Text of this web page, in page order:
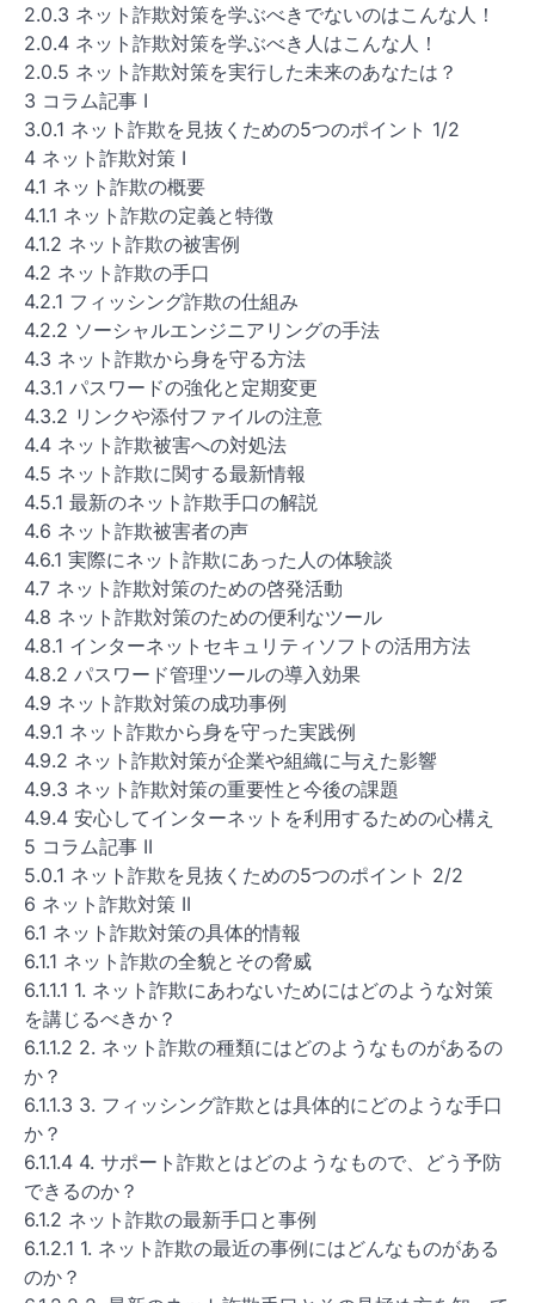
2.0.3 ネット詐欺対策を学ぶべきでないのはこんな人！
2.0.4 ネット詐欺対策を学ぶべき人はこんな人！
2.0.5 ネット詐欺対策を実行した未来のあなたは？
3 コラム記事 I
3.0.1 ネット詐欺を見抜くための5つのポイント 1/2
4 ネット詐欺対策 I
4.1 ネット詐欺の概要
4.1.1 ネット詐欺の定義と特徴
4.1.2 ネット詐欺の被害例
4.2 ネット詐欺の手口
4.2.1 フィッシング詐欺の仕組み
4.2.2 ソーシャルエンジニアリングの手法
4.3 ネット詐欺から身を守る方法
4.3.1 パスワードの強化と定期変更
4.3.2 リンクや添付ファイルの注意
4.4 ネット詐欺被害への対処法
4.5 ネット詐欺に関する最新情報
4.5.1 最新のネット詐欺手口の解説
4.6 ネット詐欺被害者の声
4.6.1 実際にネット詐欺にあった人の体験談
4.7 ネット詐欺対策のための啓発活動
4.8 ネット詐欺対策のための便利なツール
4.8.1 インターネットセキュリティソフトの活用方法
4.8.2 パスワード管理ツールの導入効果
4.9 ネット詐欺対策の成功事例
4.9.1 ネット詐欺から身を守った実践例
4.9.2 ネット詐欺対策が企業や組織に与えた影響
4.9.3 ネット詐欺対策の重要性と今後の課題
4.9.4 安心してインターネットを利用するための心構え
5 コラム記事 II
5.0.1 ネット詐欺を見抜くための5つのポイント 2/2
6 ネット詐欺対策 II
6.1 ネット詐欺対策の具体的情報
6.1.1 ネット詐欺の全貌とその脅威
6.1.1.1 1. ネット詐欺にあわないためにはどのような対策
を講じるべきか？
6.1.1.2 2. ネット詐欺の種類にはどのようなものがあるの
か？
6.1.1.3 3. フィッシング詐欺とは具体的にどのような手口
か？
6.1.1.4 4. サポート詐欺とはどのようなもので、どう予防
できるのか？
6.1.2 ネット詐欺の最新手口と事例
6.1.2.1 1. ネット詐欺の最近の事例にはどんなものがある
のか？